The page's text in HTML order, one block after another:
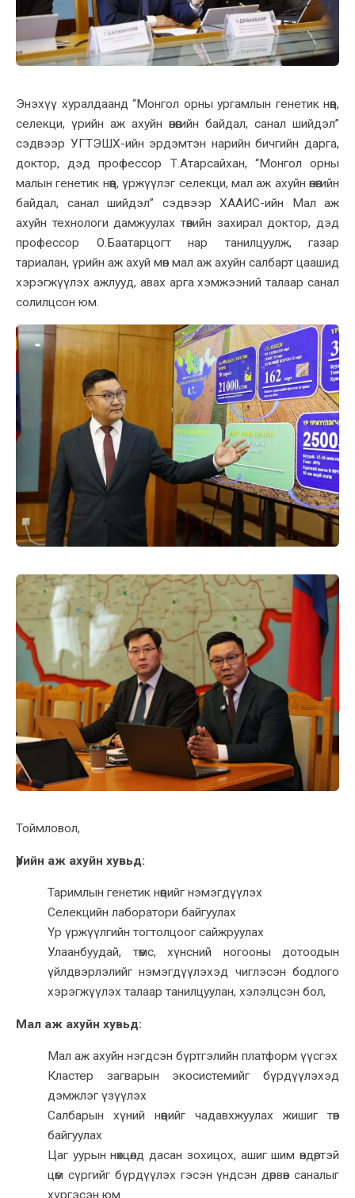
Энэхүү хуралдаанд “Монгол орны ургамлын генетик нөөц,
селекци, үрийн аж ахуйн өнөөгийн байдал, санал шийдэл”
сэдвээр УГТЭШХ-ийн эрдэмтэн нарийн бичгийн дарга,
доктор, дэд профессор Т.Атарсайхан, “Монгол орны
малын генетик нөөц, үржүүлэг селекци, мал аж ахуйн өнөөгийн
байдал, санал шийдэл” сэдвээр ХААИС-ийн Мал аж
ахуйн технологи дамжуулах төвийн захирал доктор, дэд
профессор О.Баатарцогт нар танилцуулж, газар
тариалан, үрийн аж ахуй мөн мал аж ахуйн салбарт цаашид
хэрэгжүүлэх ажлууд, авах арга хэмжээний талаар санал
солилцсон юм.
Тоймловол,
Үрийн аж ахуйн хувьд:
Таримлын генетик нөөцийг нэмэгдүүлэх
Селекцийн лаборатори байгуулах
Үр үржүүлгийн тогтолцоог сайжруулах
Улаанбуудай, төмс, хүнсний ногооны дотоодын
үйлдвэрлэлийг нэмэгдүүлэхэд чиглэсэн бодлого
хэрэгжүүлэх талаар танилцуулан, хэлэлцсэн бол,
Мал аж ахуйн хувьд:
Мал аж ахуйн нэгдсэн бүртгэлийн платформ үүсгэх
Кластер загварын экосистемийг бүрдүүлэхэд
дэмжлэг үзүүлэх
Салбарын хүний нөөцийг чадавхжуулах жишиг төв
байгуулах
Цаг уурын нөхцөлд дасан зохицох, ашиг шим өндөртэй
цөм сүргийг бүрдүүлэх гэсэн үндсэн дөрвөн саналыг
хүргэсэн юм.